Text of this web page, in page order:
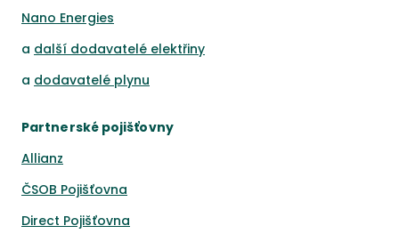
Nano Energies
a další dodavatelé elektřiny
a dodavatelé plynu
Partnerské pojišťovny
Allianz
ČSOB Pojišťovna
Direct Pojišťovna